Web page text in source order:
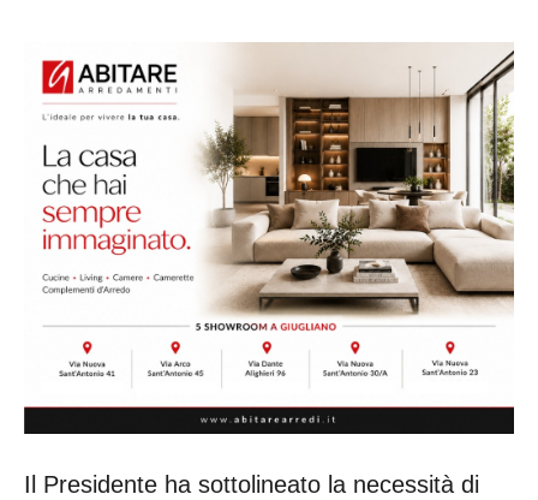
Il Presidente ha sottolineato la necessità di